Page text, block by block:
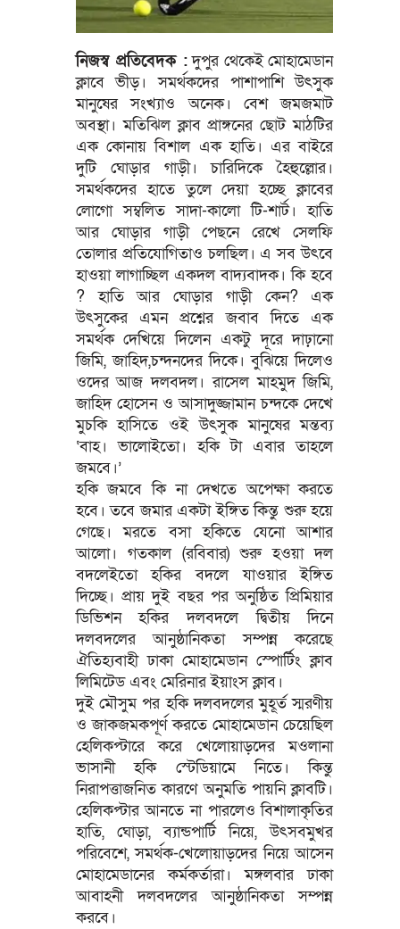
নিজস্ব প্রতিবেদক :দুপুর থেকেই মোহামেডান
ক্লাবে ভীড়। সমর্থকদের পাশাপাশি উৎসুক
মানুষের সংখ্যাও অনেক। বেশ জমজমাট
অবস্থা। মতিঝিল ক্লাব প্রাঙ্গনের ছোট মাঠটির
এক কোনায় বিশাল এক হাতি। এর বাইরে
দুটি ঘোড়ার গাড়ী। চারিদিকে হৈহুল্লোর।
সমর্থকদের হাতে তুলে দেয়া হচ্ছে ক্লাবের
লোগো সম্বলিত সাদা-কালো টি-শার্ট। হাতি
আর ঘোড়ার গাড়ী পেছনে রেখে সেলফি
তোলার প্রতিযোগিতাও চলছিল। এ সব উৎবে
হাওয়া লাগাচ্ছিল একদল বাদ্যবাদক। কি হবে
? হাতি আর ঘোড়ার গাড়ী কেন? এক
উৎসুকের এমন প্রশ্নের জবাব দিতে এক
সমর্থক দেখিয়ে দিলেন একটু দূরে দাঢ়ানো
জিমি, জাহিদ,চন্দনদের দিকে। বুঝিয়ে দিলেও
ওদের আজ দলবদল। রাসেল মাহমুদ জিমি,
জাহিদ হোসেন ও আসাদুজ্জামান চন্দকে দেখে
মুচকি হাসিতে ওই উৎসুক মানুষের মন্তব্য
‘বাহ। ভালোইতো। হকি টা এবার তাহলে
জমবে।’
হকি জমবে কি না দেখতে অপেক্ষা করতে
হবে। তবে জমার একটা ইঙ্গিত কিন্তু শুরু হয়ে
গেছে। মরতে বসা হকিতে যেনো আশার
আলো। গতকাল (রবিবার) শুরু হওয়া দল
বদলেইতো হকির বদলে যাওয়ার ইঙ্গিত
দিচ্ছে। প্রায় দুই বছর পর অনুষ্ঠিত প্রিমিয়ার
ডিভিশন হকির দলবদলে দ্বিতীয় দিনে
দলবদলের আনুষ্ঠানিকতা সম্পন্ন করেছে
ঐতিহ্যবাহী ঢাকা মোহামেডান স্পোর্টিং ক্লাব
লিমিটেড এবং মেরিনার ইয়াংস ক্লাব।
দুই মৌসুম পর হকি দলবদলের মুহূর্ত স্মরণীয়
ও জাকজমকপূর্ণ করতে মোহামেডান চেয়েছিল
হেলিকপ্টারে করে খেলোয়াড়দের মওলানা
ভাসানী হকি স্টেডিয়ামে নিতে। কিন্তু
নিরাপত্তাজনিত কারণে অনুমতি পায়নি ক্লাবটি।
হেলিকপ্টার আনতে না পারলেও বিশালাকৃতির
হাতি, ঘোড়া, ব্যান্ডপার্টি নিয়ে, উৎসবমুখর
পরিবেশে, সমর্থক-খেলোয়াড়দের নিয়ে আসেন
মোহামেডানের কর্মকর্তারা। মঙ্গলবার ঢাকা
আবাহনী দলবদলের আনুষ্ঠানিকতা সম্পন্ন
করবে।